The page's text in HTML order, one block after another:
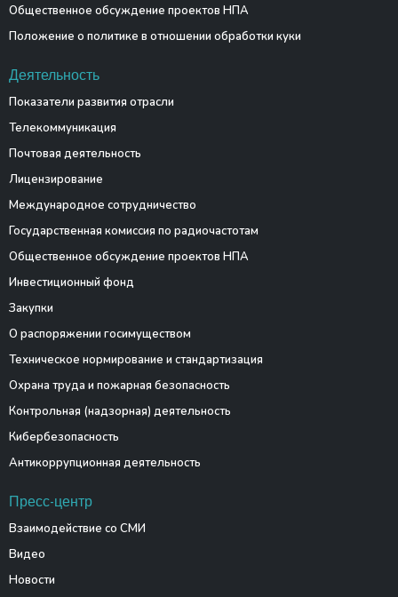
Общественное обсуждение проектов НПА
Положение о политике в отношении обработки куки
Деятельность
Показатели развития отрасли
Телекоммуникация
Почтовая деятельность
Лицензирование
Международное сотрудничество
Государственная комиссия по радиочастотам
Общественное обсуждение проектов НПА
Инвестиционный фонд
Закупки
О распоряжении госимуществом
Техническое нормирование и стандартизация
Охрана труда и пожарная безопасность
Контрольная (надзорная) деятельность
Кибербезопасность
Антикоррупционная деятельность
Пресс-центр
Взаимодействие со СМИ
Видео
Новости